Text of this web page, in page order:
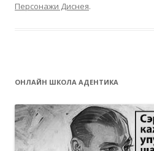
Персонажи Диснея.
ОНЛАЙН ШКОЛА АДЕНТИКА